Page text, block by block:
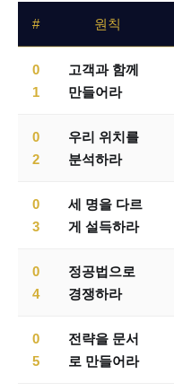
# 원칙
0
1
고객과 함께
만들어라
0
2
우리 위치를
분석하라
0
3
세 명을 다르
게 설득하라
0
4
정공법으로
경쟁하라
0
5
전략을 문서
로 만들어라